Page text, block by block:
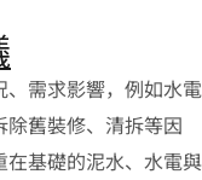
需求影響，例如水電
除舊裝修、清拆等因
基礎的泥水、水電與